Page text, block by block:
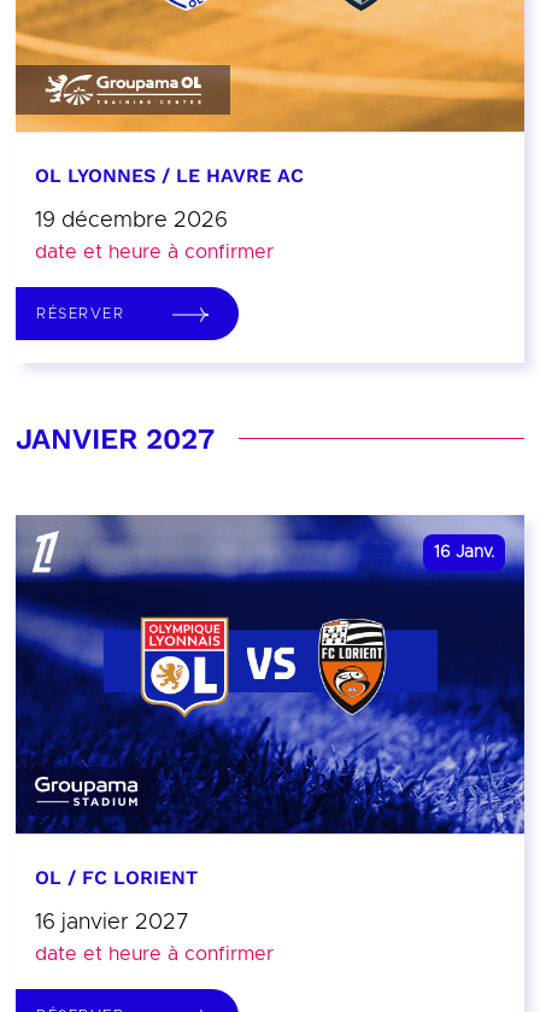
OL LYONNES / LE HAVRE AC
19 décembre 2026
date et heure à confirmer
RÉSERVER
JANVIER 2027
16 Janv.
OL / FC LORIENT
16 janvier 2027
date et heure à confirmer